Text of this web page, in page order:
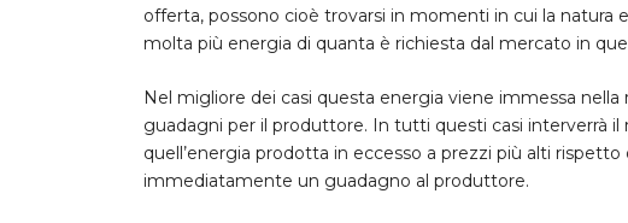
offerta, possono cioè trovarsi in momenti in cui la natura
molta più energia di quanta è richiesta dal mercato in
Nel migliore dei casi questa energia viene immessa
guadagni per il produttore. In tutti questi casi interverrà
quell’energia prodotta in eccesso a prezzi più alti
immediatamente un guadagno al produttore.